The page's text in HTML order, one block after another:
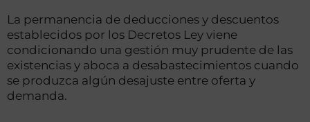
La permanencia de deducciones y descuentos
establecidos por los Decretos Ley viene
condicionando una gestión muy prudente de las
existencias y aboca a desabastecimientos cuando
se produzca algún desajuste entre oferta y
demanda.